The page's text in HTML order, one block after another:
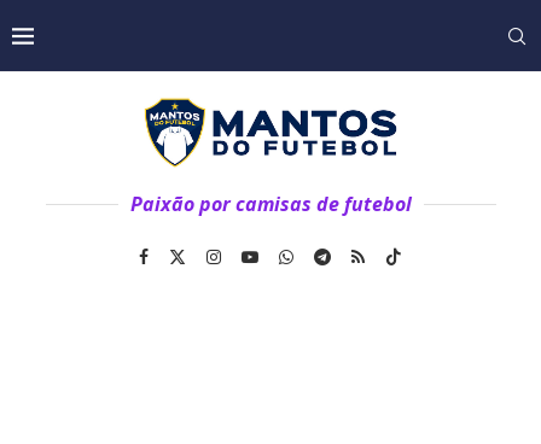
Paixão por camisas de futebol